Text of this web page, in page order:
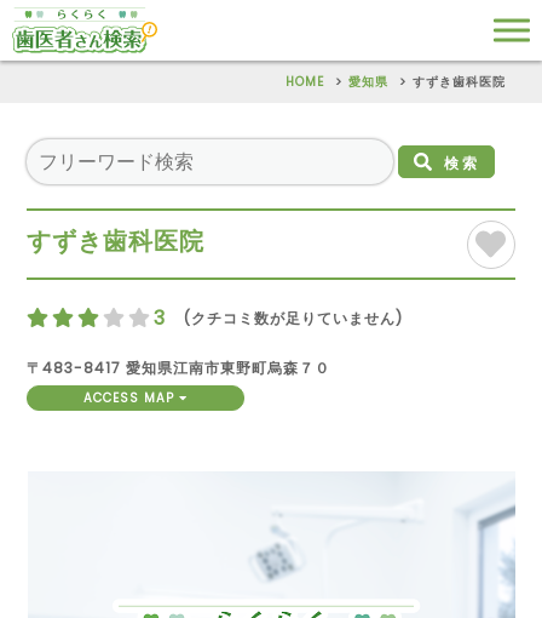
HOME 愛知県 すずき歯科医院
検索
すずき歯科医院
3 (クチコミ数が足りていません)
〒483-8417 愛知県江南市東野町烏森７０
ACCESS MAP